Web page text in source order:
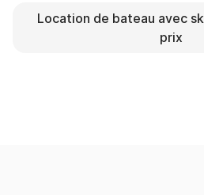
Location de bateau avec
prix